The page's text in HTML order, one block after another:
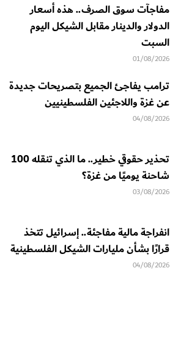
مفاجآت سوق الصرف.. هذه أسعار
الدولار والدينار مقابل الشيكل اليوم
السبت
01/08/2026
ترامب يفاجئ الجميع بتصريحات جديدة
عن غزة واللاجئين الفلسطينيين
04/08/2026
تحذير حقوقي خطير.. ما الذي تنقله 100
شاحنة يوميًا من غزة؟
03/08/2026
انفراجة مالية مفاجئة.. إسرائيل تتخذ
قرارًا بشأن مليارات الشيكل الفلسطينية
04/08/2026